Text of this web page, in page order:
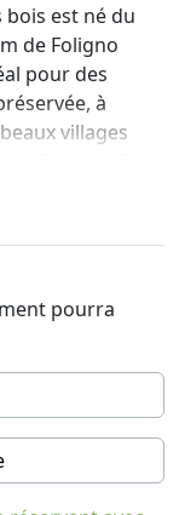
bois est né du
de Foligno
pour des
à
villages
), Spello (10
(20 minutes).
à son tour par
entre
dans ces
seront
les
ses
Sassovivo XIe
pourra